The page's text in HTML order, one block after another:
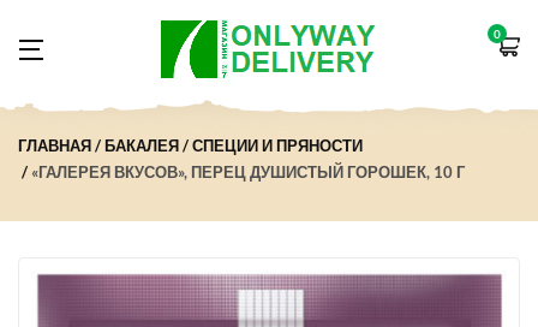
0
ГЛАВНАЯ БАКАЛЕЯ
СПЕЦИИ И ПРЯНОСТИ
«ГАЛЕРЕЯ ВКУСОВ», ПЕРЕЦ ДУШИСТЫЙ ГОРОШЕК, 10 Г